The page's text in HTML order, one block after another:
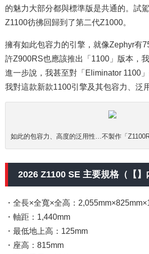
的魅力大部分都與標準版是共通的。試
Z1100彷彿回歸到了第二代Z1000。
擁有如此包容力的引擎，就像Zephyr有
許Z900RS也應該推出「1100」版本，
進一步說，我甚至對「Eliminator 1100
我對這款新款1100引擎及其包容力、泛
如此的包容力、高度的泛用性…不製作「
2026 Z1100 SE 主要規格（【】
・全長×全寬×全高：
・軸距：1,440mm
・最低地上高：125mm
・座高：815mm